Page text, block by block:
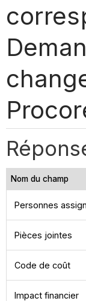
Nom du champ
Personnes
Pièces jointes
Code de coût
Impact financier